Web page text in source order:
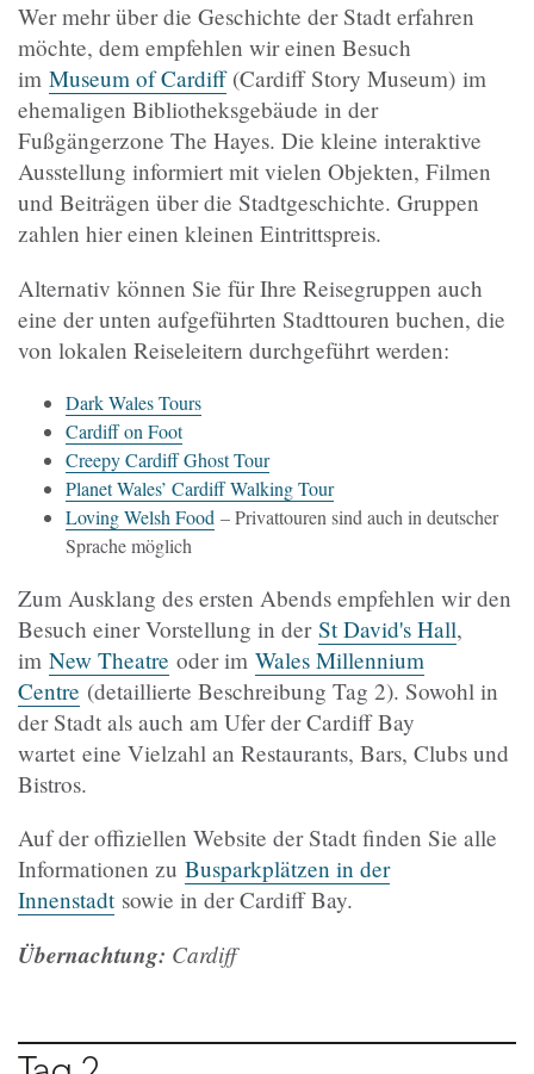
Wer mehr über die Geschichte der Stadt erfahren
möchte, dem empfehlen wir einen Besuch
im Museum of Cardiff(Cardiff Story Museum) im
ehemaligen Bibliotheksgebäude in der
Fußgängerzone The Hayes. Die kleine interaktive
Ausstellung informiert mit vielen Objekten, Filmen
und Beiträgen über die Stadtgeschichte. Gruppen
zahlen hier einen kleinen Eintrittspreis.
Alternativ können Sie für Ihre Reisegruppen auch
eine der unten aufgeführten Stadttouren buchen, die
von lokalen Reiseleitern durchgeführt werden:
Dark Wales Tours
Cardiff on Foot
Creepy Cardiff Ghost Tour
Planet Wales’ Cardiff Walking Tour
Loving Welsh Food – Privattouren sind auch in deutscher
Sprache möglich
Zum Ausklang des ersten Abends empfehlen wir den
Besuch einer Vorstellung in der St David's Hall,
im New Theatre oder im Wales Millennium
Centre (detaillierte Beschreibung Tag 2). Sowohl in
der Stadt als auch am Ufer der Cardiff Bay
wartet eine Vielzahl an Restaurants, Bars, Clubs und
Bistros.
Auf der offiziellen Website der Stadt finden Sie alle
Informationen zu Busparkplätzen in der
Innenstadtsowie in der Cardiff Bay.
Übernachtung: Cardiff